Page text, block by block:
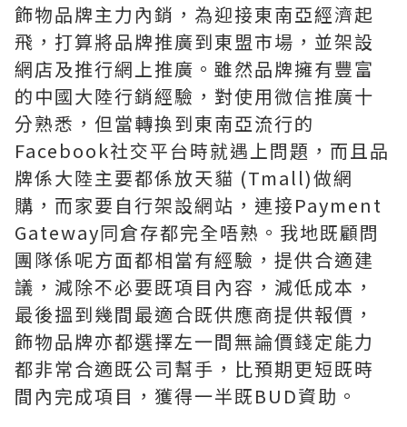
飾物品牌主力內銷，為迎接東南亞經濟起
飛，打算將品牌推廣到東盟市場，並架設
網店及推行網上推廣。雖然品牌擁有豐富
的中國大陸行銷經驗，對使用微信推廣十
分熟悉，但當轉換到東南亞流行的
Facebook社交平台時就遇上問題，而且品
牌係大陸主要都係放天貓 (Tmall)做網
購，而家要自行架設網站，連接Payment
Gateway同倉存都完全唔熟。我地既顧問
團隊係呢方面都相當有經驗，提供合適建
議，減除不必要既項目內容，減低成本，
最後搵到幾間最適合既供應商提供報價，
飾物品牌亦都選擇左一間無論價錢定能力
都非常合適既公司幫手，比預期更短既時
間內完成項目，獲得一半既BUD資助。